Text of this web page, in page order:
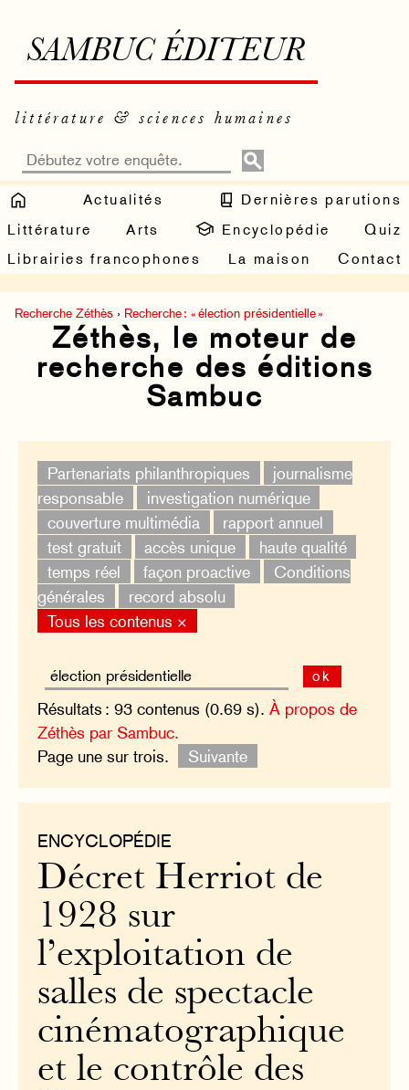
SAMBUC ÉDITEUR
littérature & sciences humaines
Actualités
Dernières parutions
Littérature
Arts Encyclopédie
Quiz
Librairies francophones
La maison Contact
Recherche Zéthès › Recherche : « élection présidentielle »
Zéthès, le moteur de
recherche des éditions
Sambuc
Partenariats philanthropiques
journalisme
responsable
investigation numérique
couverture multimédia
rapport annuel
test gratuit
accès unique
haute qualité
temps réel
façon proactive
Conditions
générales
record absolu
Tous les contenus ×
ok
Résultats : 93 contenus (0.69 s).À propos de
Zéthès par Sambuc.
Page une sur trois.
Suivante
ENCYCLOPÉDIE
Décret Herriot de
1928 sur
l’exploitation de
salles de spectacle
cinématographique
et le contrôle des